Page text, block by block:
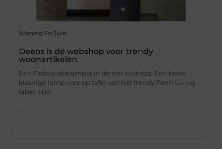
Woning En Tuin
Deens is dé webshop voor trendy
woonartikelen
Een Fatboy olielampje in de tint oudroze. Een brass-
kleurige lamp voor op tafel van het trendy Ferm Living
label. HAY